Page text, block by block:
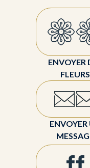
ENVOYER
FLEURS
ENVOYER